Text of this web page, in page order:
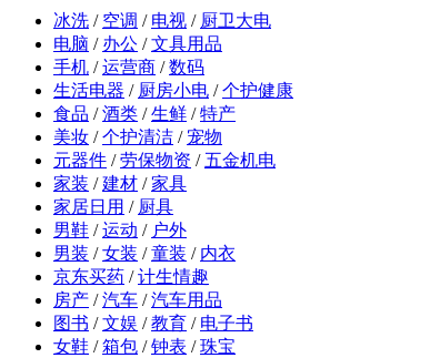
冰洗 / 空调 / 电视 / 厨卫大电
电脑 / 办公 / 文具用品
手机 / 运营商 / 数码
生活电器 / 厨房小电 / 个护健康
食品 / 酒类 / 生鲜 / 特产
美妆 / 个护清洁 / 宠物
元器件 / 劳保物资 / 五金机电
家装 / 建材 / 家具
家居日用 / 厨具
男鞋 / 运动 / 户外
男装 / 女装 / 童装 / 内衣
京东买药 / 计生情趣
房产 / 汽车 / 汽车用品
图书 / 文娱 / 教育 / 电子书
女鞋 / 箱包 / 钟表 / 珠宝